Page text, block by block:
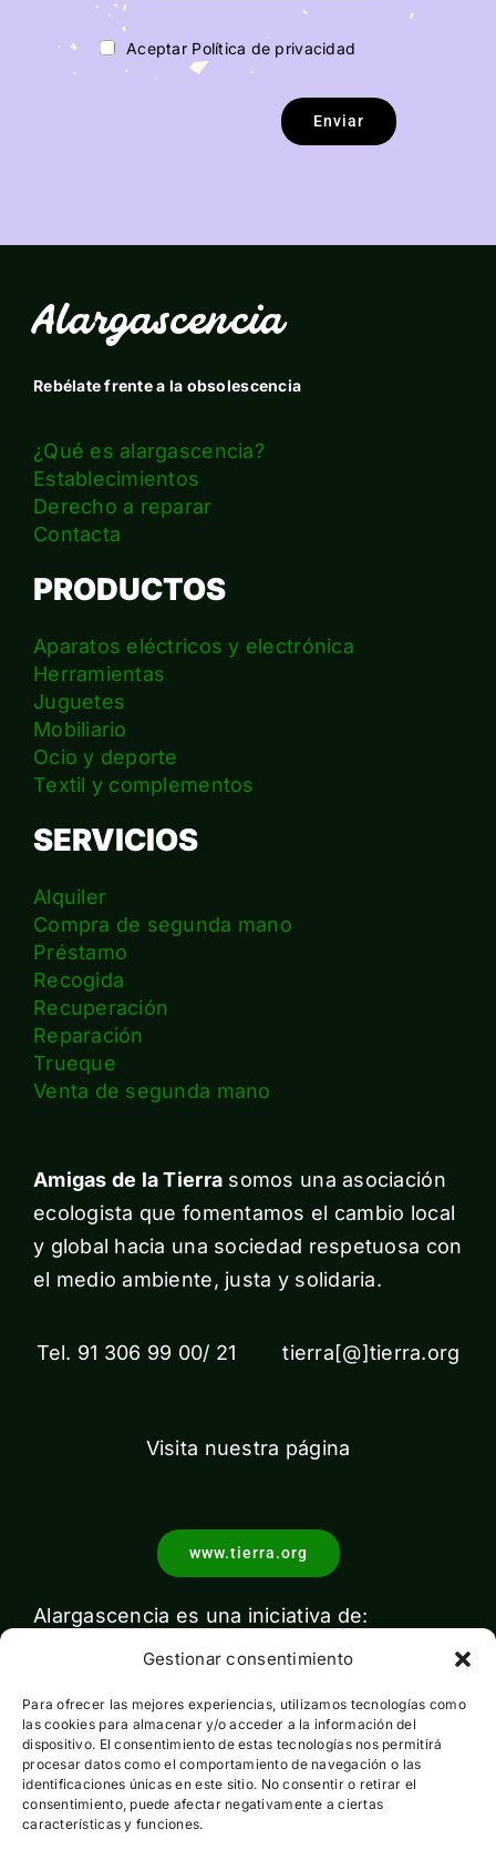
Gestionar consentimiento
Para ofrecer las mejores experiencias, utilizamos tecnologías como
las cookies para almacenar y/o acceder a la información del
dispositivo. El consentimiento de estas tecnologías nos permitirá
procesar datos como el comportamiento de navegación o las
identificaciones únicas en este sitio. No consentir o retirar el
consentimiento, puede afectar negativamente a ciertas
características y funciones.
Aceptar Política de privacidad
Enviar
Alargascencia
Rebélate frente a la obsolescencia
¿Qué es alargascencia?
Establecimientos
Derecho a reparar
Contacta
PRODUCTOS
Aparatos eléctricos y electrónica
Herramientas
Juguetes
Mobiliario
Ocio y deporte
Textil y complementos
SERVICIOS
Alquiler
Compra de segunda mano
Préstamo
Recogida
Recuperación
Reparación
Trueque
Venta de segunda mano
Amigas de la Tierra somos una asociación
ecologista que fomentamos el cambio local
y global hacia una sociedad respetuosa con
el medio ambiente, justa y solidaria.
Tel. 91 306 99 00/ 21 tierra[@]tierra.org
Visita nuestra página
www.tierra.org
Alargascencia es una iniciativa de:
Con el apoyo de: